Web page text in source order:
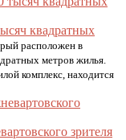
квадратных
расположен в
метров жилья.
комплекс, находится
зрителя